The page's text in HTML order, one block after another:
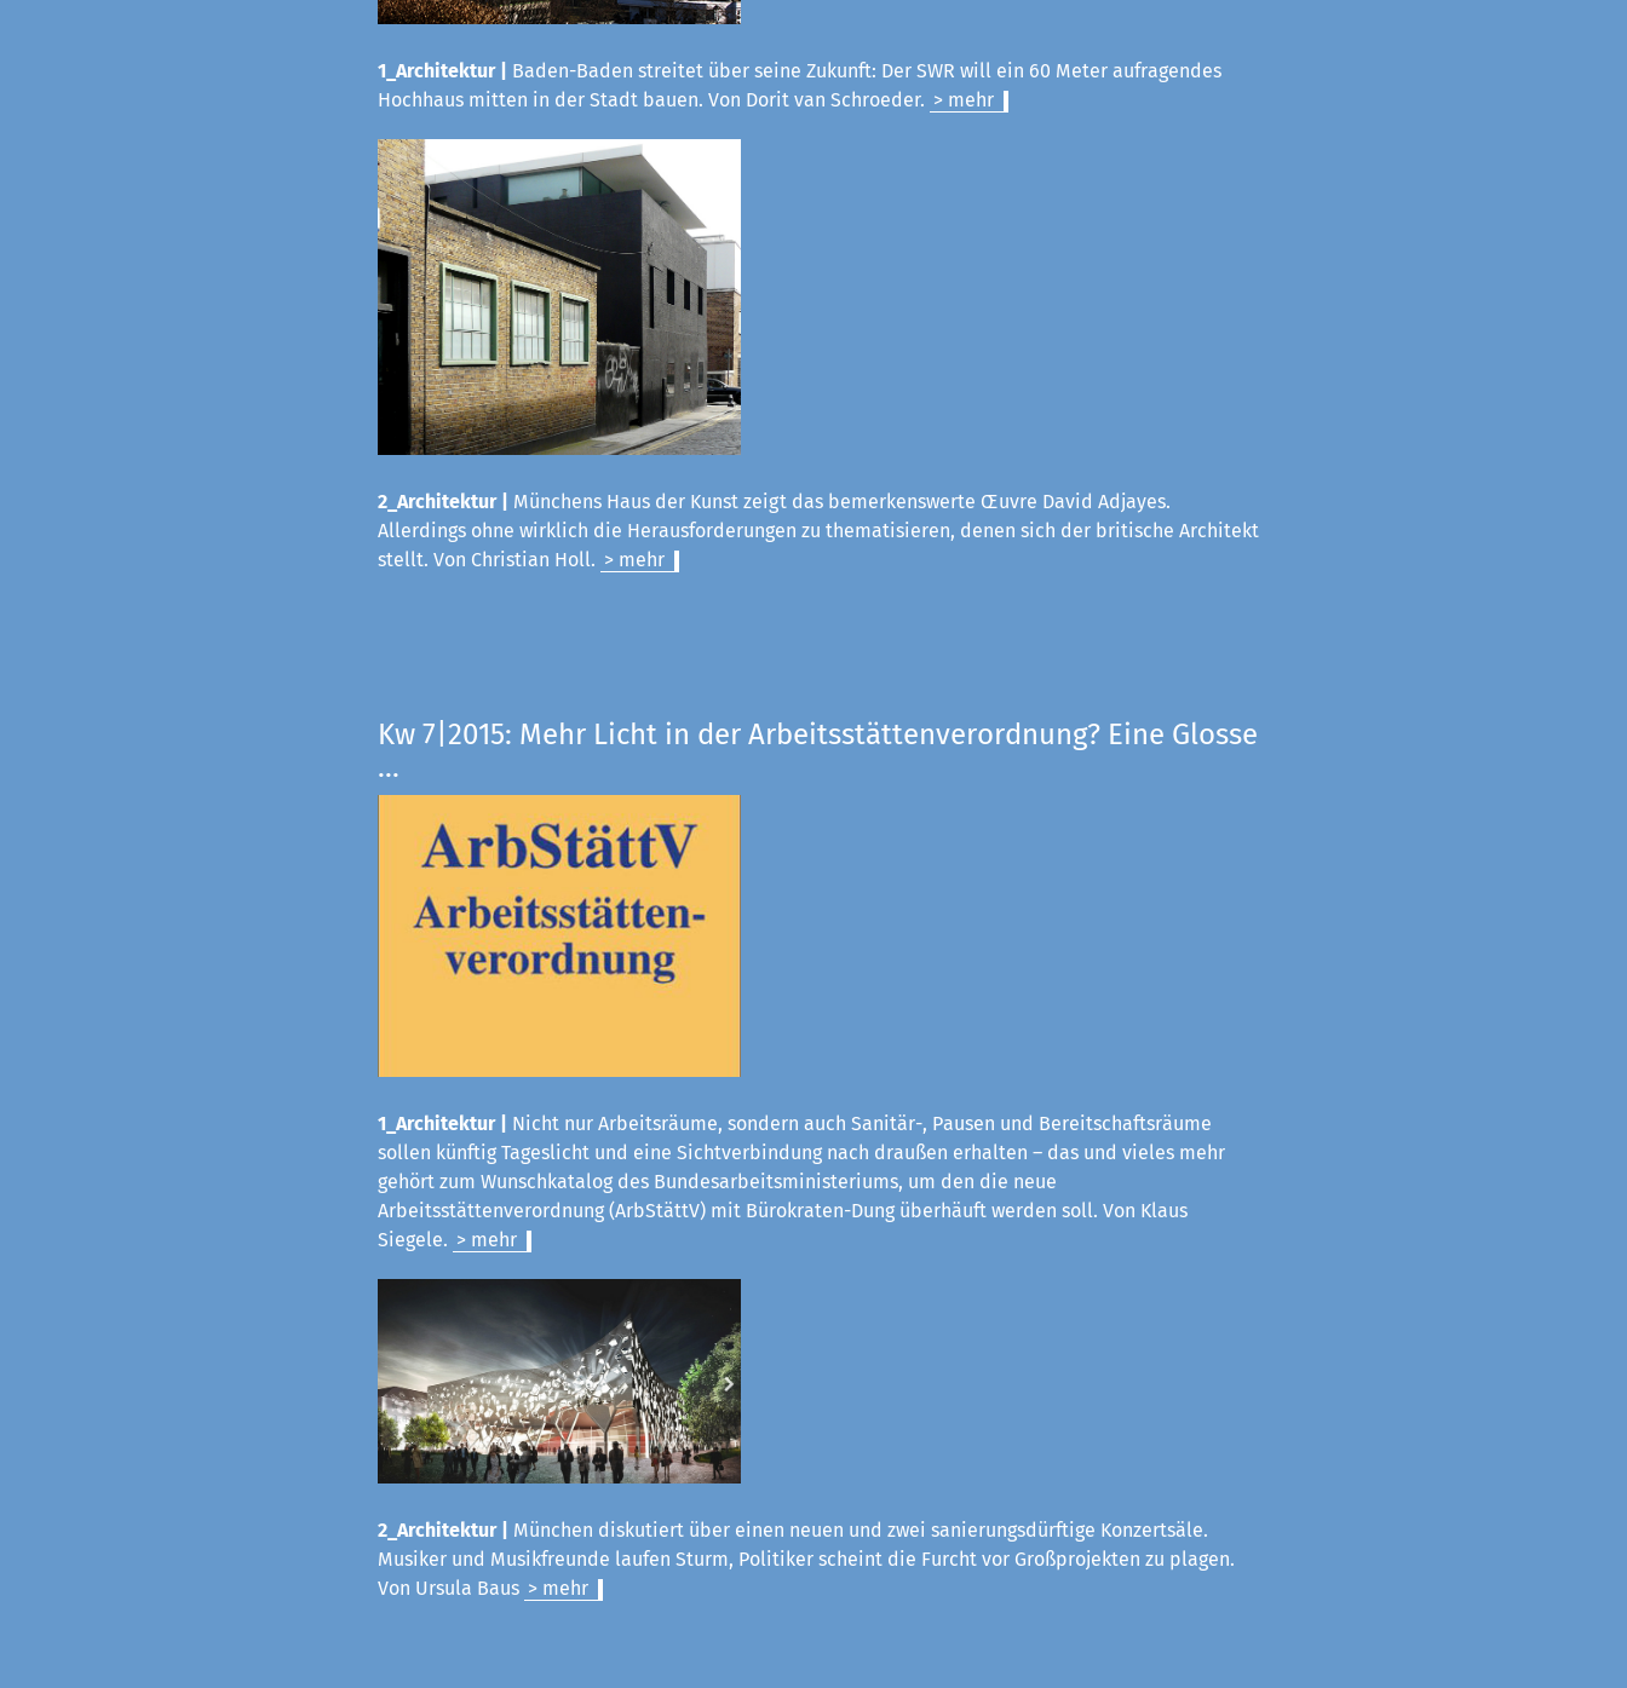
1_Architektur |
Baden-Baden streitet über seine Zukunft: Der SWR will ein 60 Meter aufragendes
Hochhaus mitten in der Stadt bauen. Von Dorit van Schroeder. > mehr
2_Architektur | Münchens Haus der Kunst zeigt das bemerkenswerte Œuvre David Adjayes.
Allerdings ohne wirklich die Herausforderungen zu thematisieren, denen sich der britische Architekt
stellt. Von Christian Holl. > mehr
Kw 7|2015: Mehr Licht in der Arbeitsstättenverordnung? Eine Glosse
...
1_Architektur |
Nicht nur Arbeitsräume, sondern auch Sanitär-, Pausen und Bereitschaftsräume
sollen künftig Tageslicht und eine Sichtverbindung nach draußen erhalten – das und vieles mehr
gehört zum Wunschkatalog des Bundesarbeitsministeriums, um den die neue
Arbeitsstättenverordnung (ArbStättV) mit Bürokraten-Dung überhäuft werden soll. Von Klaus
Siegele. > mehr
2_Architektur |
München diskutiert über einen neuen und zwei sanierungsdürftige Konzertsäle.
Musiker und Musikfreunde laufen Sturm, Politiker scheint die Furcht vor Großprojekten zu plagen.
Von Ursula Baus > mehr